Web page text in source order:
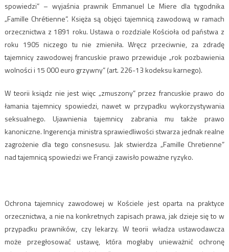
spowiedzi” – wyjaśnia prawnik Emmanuel Le Miere dla tygodnika
„Famille Chrétienne”. Księża są objęci tajemnicą zawodową w ramach
orzecznictwa z 1891 roku. Ustawa o rozdziale Kościoła od państwa z
roku 1905 niczego tu nie zmieniła. Wręcz przeciwnie, za zdradę
tajemnicy zawodowej francuskie prawo przewiduje „rok pozbawienia
wolności i 15 000 euro grzywny” (art. 226-13 kodeksu karnego).
W teorii ksiądz nie jest więc „zmuszony” przez francuskie prawo do
łamania tajemnicy spowiedzi, nawet w przypadku wykorzystywania
seksualnego. Ujawnienia tajemnicy zabrania mu także prawo
kanoniczne. Ingerencja ministra sprawiedliwości stwarza jednak realne
zagrożenie dla tego consnesusu. Jak stwierdza „Famille Chretienne”
nad tajemnicą spowiedzi we Francji zawisło poważne ryzyko.
Ochrona tajemnicy zawodowej w Kościele jest oparta na praktyce
orzecznictwa, a nie na konkretnych zapisach prawa, jak dzieje się to w
przypadku prawników, czy lekarzy. W teorii władza ustawodawcza
może przegłosować ustawę, która mogłaby unieważnić ochronę